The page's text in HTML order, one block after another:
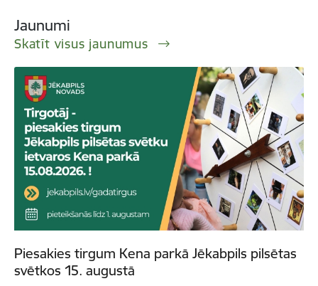
Jaunumi
Skatīt visus jaunumus
Piesakies tirgum Kena parkā Jēkabpils pilsētas
svētkos 15. augustā